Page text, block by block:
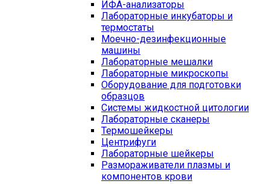
ИФА-анализаторы
Лабораторные инкубаторы и
термостаты
Моечно-дезинфекционные
машины
Лабораторные мешалки
Лабораторные микроскопы
Оборудование для подготовки
образцов
Системы жидкостной цитологии
Лабораторные сканеры
Термошейкеры
Центрифуги
Лабораторные шейкеры
Размораживатели плазмы и
компонентов крови